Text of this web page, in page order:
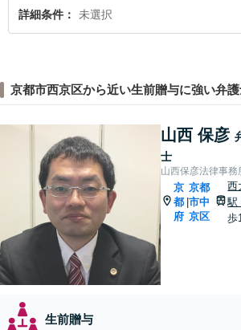
詳細条件 未選択
京都市西京区から近い生前贈与に強い弁
山西 保彦
士
山西保彦法律事務
京
都
府
|
京都
市中
京区
西
駅
歩
生前贈与